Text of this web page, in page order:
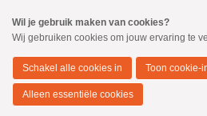
naar
Spring
de
inhoud
Spring
naar
Zwijndrecht
Wil je gebruik maken van cookies?
Wij gebruiken cookies om jouw ervaring te
Schakel alle cookies in Toon cookie-
Alleen essentiële cookies